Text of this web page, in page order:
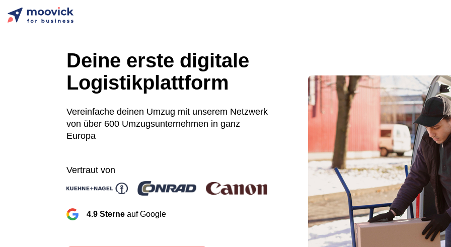
Deine erste digitale
Logistikplattform
Vereinfache deinen Umzug mit unserem Netzwerk
von über 600 Umzugsunternehmen in ganz
Europa
Vertraut von
4.9 Sterne auf Google